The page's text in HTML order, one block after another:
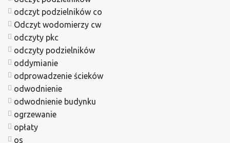
odczyt podzielników co
Odczyt wodomierzy cw
odczyty pkc
odczyty podzielników
oddymianie
odprowadzenie ścieków
odwodnienie
odwodnienie budynku
ogrzewanie
opłaty
os